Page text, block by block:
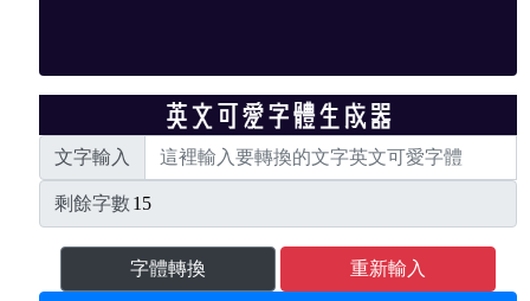
文字輸入
剩餘字數
字體轉換 重新輸入